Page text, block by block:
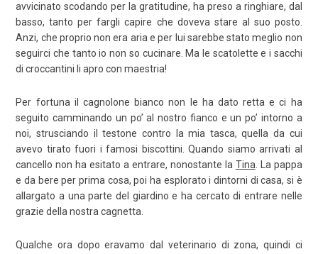
avvicinato scodando per la gratitudine, ha preso a ringhiare, dal
basso, tanto per fargli capire che doveva stare al suo posto.
Anzi, che proprio non era aria e per lui sarebbe stato meglio non
seguirci che tanto io non so cucinare. Ma le scatolette e i sacchi
di croccantini li apro con maestria!
Per fortuna il cagnolone bianco non le ha dato retta e ci ha
seguito camminando un po’ al nostro fianco e un po’ intorno a
noi, strusciando il testone contro la mia tasca, quella da cui
avevo tirato fuori i famosi biscottini. Quando siamo arrivati al
cancello non ha esitato a entrare, nonostante la Tina . La pappa
e da bere per prima cosa, poi ha esplorato i dintorni di casa, si è
allargato a una parte del giardino e ha cercato di entrare nelle
grazie della nostra cagnetta.
Qualche ora dopo eravamo dal veterinario di zona, quindi ci